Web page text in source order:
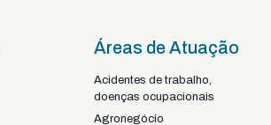
Braga - Portugal
Áreas de Atuação
Acidentes de trabalho,
doenças ocupacionais
Agronegócio